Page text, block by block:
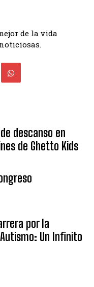
de la vida
descanso en
de Ghetto Kids
por la
Un Infinito